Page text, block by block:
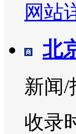
网站
北
新闻/
收录